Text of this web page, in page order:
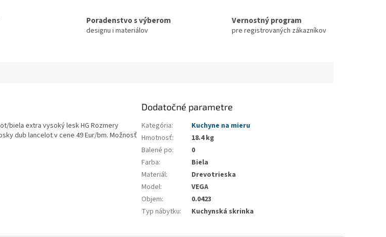
Poradenstvo s výberom
designu i materiálov
Vernostný program
pre registrovaných zákazníkov
biela extra vysoký lesk HG Rozmery
dub lancelot v cene 49 Eur/bm. Možnosť
Dodatočné parametre
Kategória:
Kuchyne na mieru
Hmotnosť:
18.4 kg
Balené po:
0
Farba:
Biela
Materiál:
Drevotrieska
Model:
VEGA
Objem:
0.0423
Typ nábytku: Kuchynská skrinka